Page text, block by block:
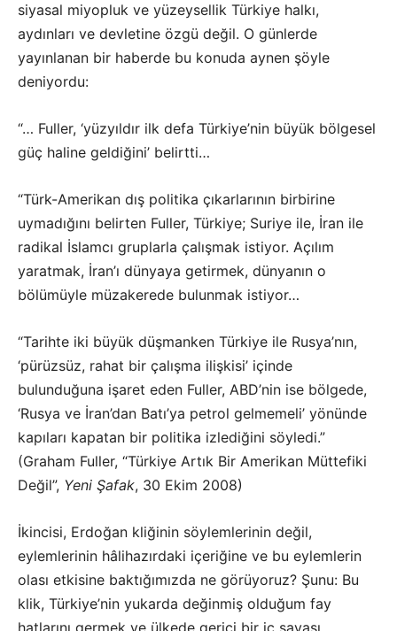
siyasal miyopluk ve yüzeysellik Türkiye halkı,
aydınları ve devletine özgü değil. O günlerde
yayınlanan bir haberde bu konuda aynen şöyle
deniyordu:
“… Fuller, ‘yüzyıldır ilk defa Türkiye’nin büyük bölgesel
güç haline geldiğini’ belirtti…
“Türk-Amerikan dış politika çıkarlarının birbirine
uymadığını belirten Fuller, Türkiye; Suriye ile, İran ile
radikal İslamcı gruplarla çalışmak istiyor. Açılım
yaratmak, İran’ı dünyaya getirmek, dünyanın o
bölümüyle müzakerede bulunmak istiyor…
“Tarihte iki büyük düşmanken Türkiye ile Rusya’nın,
‘pürüzsüz, rahat bir çalışma ilişkisi’ içinde
bulunduğuna işaret eden Fuller, ABD’nin ise bölgede,
‘Rusya ve İran’dan Batı’ya petrol gelmemeli’ yönünde
kapıları kapatan bir politika izlediğini söyledi.”
(Graham Fuller, “Türkiye Artık Bir Amerikan Müttefiki
Değil”, Yeni Şafak, 30 Ekim 2008)
İkincisi, Erdoğan kliğinin söylemlerinin değil,
eylemlerinin hâlihazırdaki içeriğine ve bu eylemlerin
olası etkisine baktığımızda ne görüyoruz? Şunu: Bu
klik, Türkiye’nin yukarda değinmiş olduğum fay